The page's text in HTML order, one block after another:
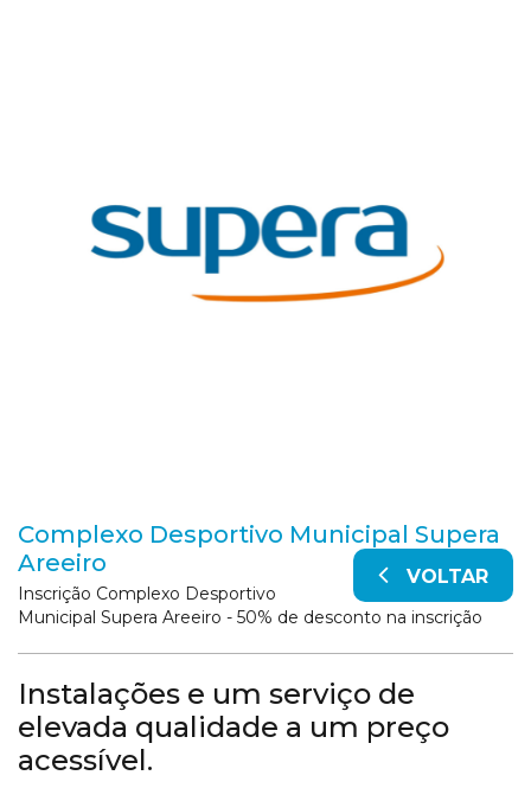
Complexo Desportivo Municipal Supera
Areeiro
VOLTAR
Inscrição Complexo Desportivo
Municipal Supera Areeiro - 50% de desconto na inscrição
Instalações e um serviço de
elevada qualidade a um preço
acessível.